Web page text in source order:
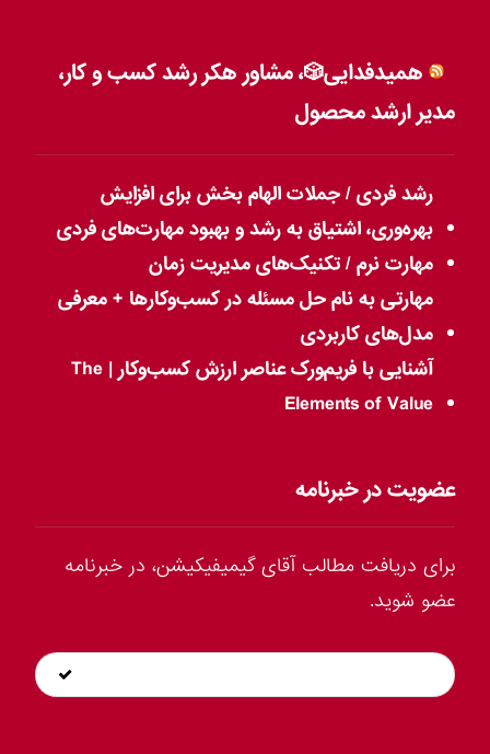
همیدفدایی🎲، مشاور هکر رشد کسب و کار،
مدیر ارشد محصول
رشد فردی / جملات الهام بخش برای افزایش
بهره‌وری، اشتیاق به رشد و بهبود مهارت‌های فردی
مهارت نرم / تکنیک‌های مدیریت زمان
مهارتی به نام حل مسئله در کسب‌وکارها + معرفی
مدل‌های کاربردی
آشنایی با فریم‌ورک عناصر ارزش کسب‌وکار | The
Elements of Value
عضویت در خبرنامه
برای دریافت مطالب آقای گیمیفیکیشن، در خبرنامه
عضو شوید.